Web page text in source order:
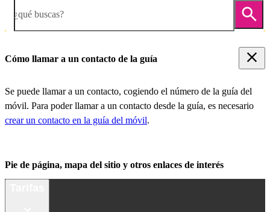
¿qué buscas?
Cómo llamar a un contacto de la guía
Se puede llamar a un contacto, cogiendo el número de la guía del
móvil. Para poder llamar a un contacto desde la guía, es necesario
crear un contacto en la guía del móvil.
Pie de página, mapa del sitio y otros enlaces de interés